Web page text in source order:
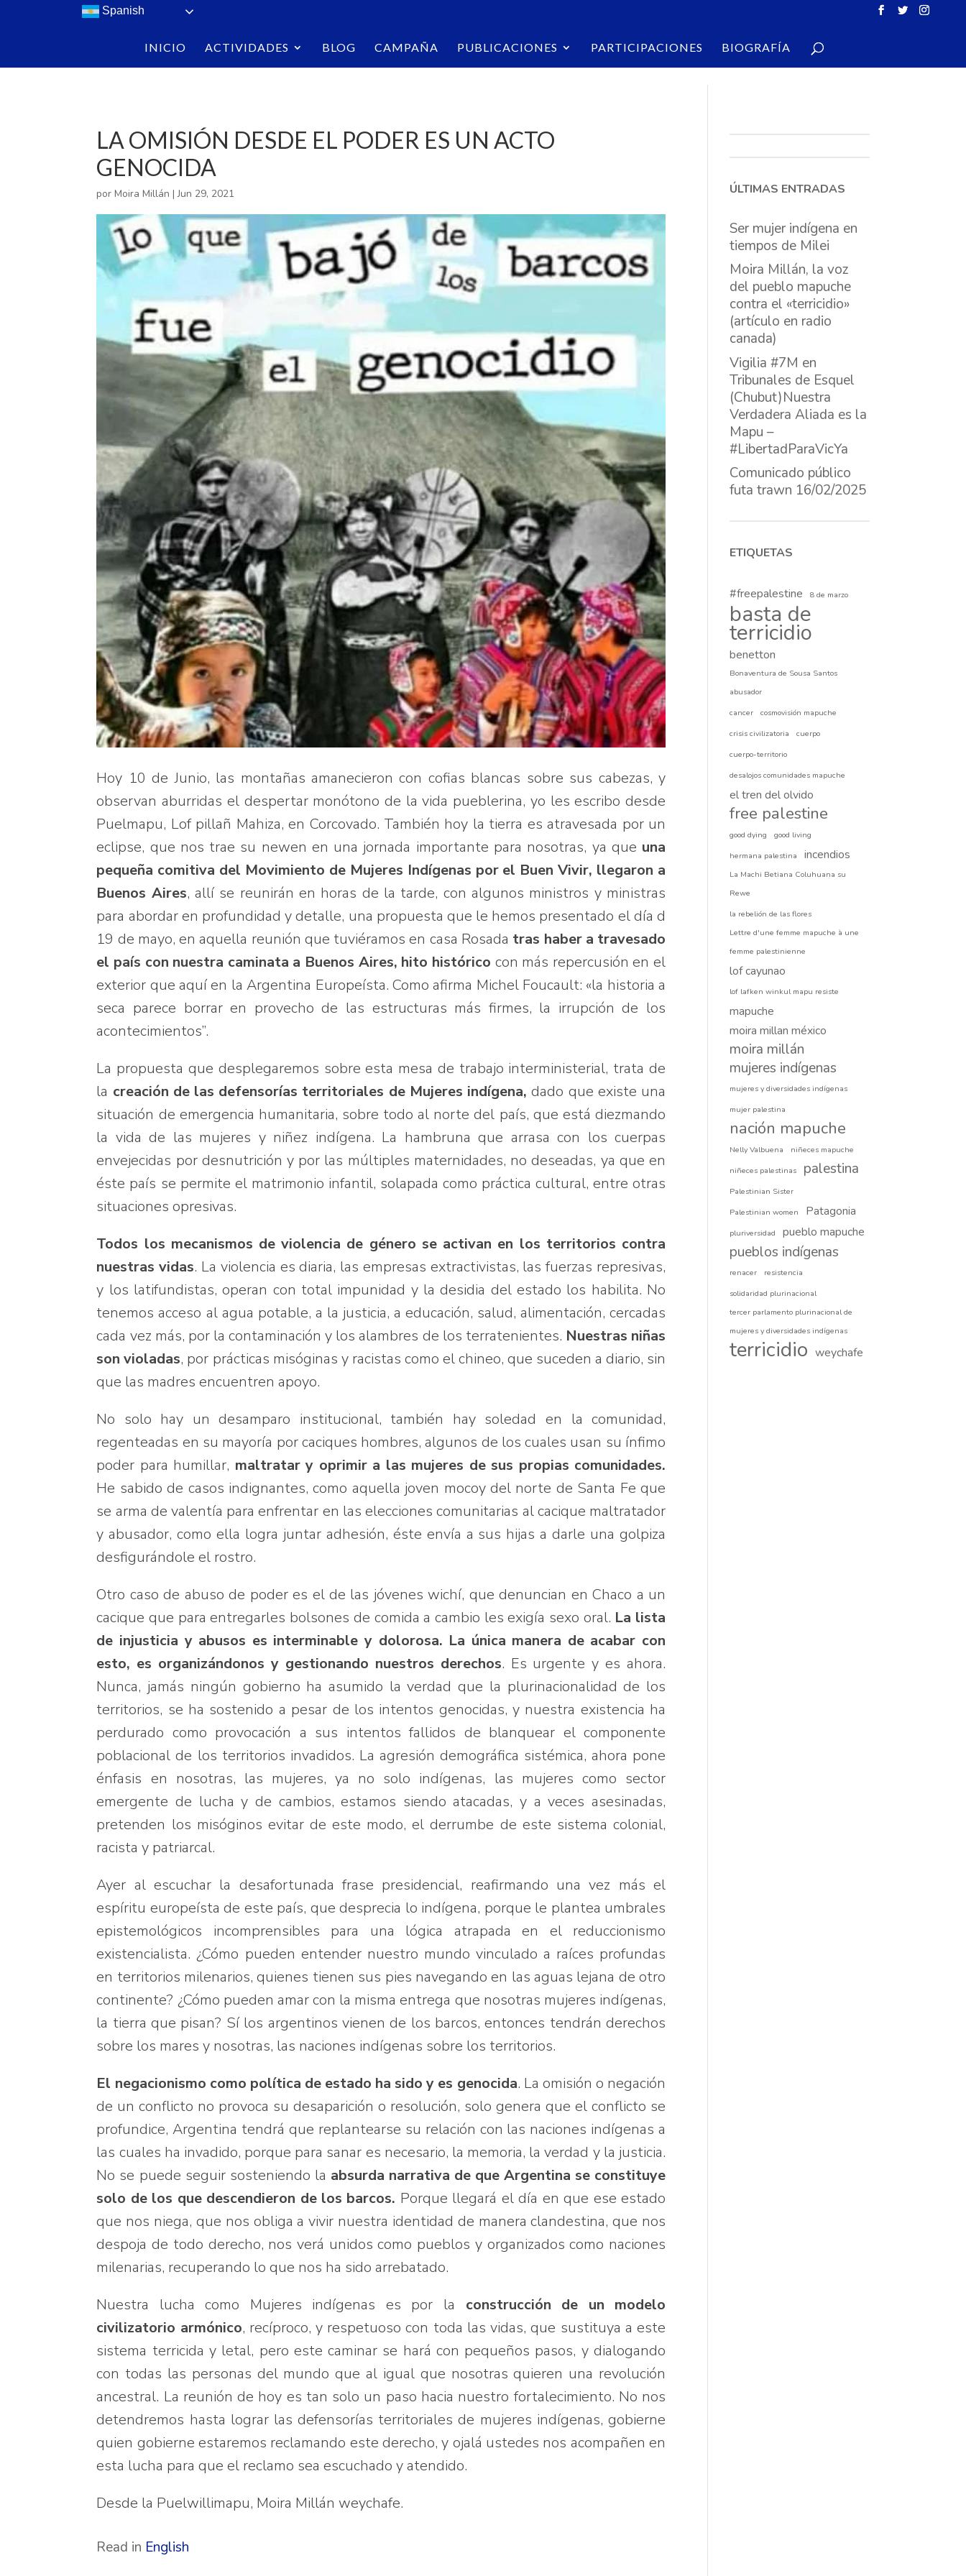
INICIO ACTIVIDADES BLOG CAMPAÑA PUBLICACIONES PARTICIPACIONES BIOGRAFÍA
LA OMISIÓN DESDE EL PODER ES UN ACTO
GENOCIDA
porMoira Millán |Jun 29, 2021
Hoy 10 de Junio, las montañas amanecieron con cofias blancas sobre sus cabezas, y
observan aburridas el despertar monótono de la vida pueblerina, yo les escribo desde
Puelmapu, Lof pillañ Mahiza, en Corcovado. También hoy la tierra es atravesada por un
eclipse, que nos trae su newen en una jornada importante para nosotras, ya que una
pequeña comitiva del Movimiento de Mujeres Indígenas por el Buen Vivir, llegaron a
Buenos Aires, allí se reunirán en horas de la tarde, con algunos ministros y ministras
para abordar en profundidad y detalle, una propuesta que le hemos presentado el día d
19 de mayo, en aquella reunión que tuviéramos en casa Rosada tras haber a travesado
el país con nuestra caminata a Buenos Aires, hito histórico con más repercusión en el
exterior que aquí en la Argentina Europeísta. Como afirma Michel Foucault: «la historia a
seca parece borrar en provecho de las estructuras más firmes, la irrupción de los
acontecimientos”.
La propuesta que desplegaremos sobre esta mesa de trabajo interministerial, trata de
la creación de las defensorías territoriales de Mujeres indígena, dado que existe una
situación de emergencia humanitaria, sobre todo al norte del país, que está diezmando
la vida de las mujeres y niñez indígena. La hambruna que arrasa con los cuerpas
envejecidas por desnutrición y por las múltiples maternidades, no deseadas, ya que en
éste país se permite el matrimonio infantil, solapada como práctica cultural, entre otras
situaciones opresivas.
Todos los mecanismos de violencia de género se activan en los territorios contra
nuestras vidas. La violencia es diaria, las empresas extractivistas, las fuerzas represivas,
y los latifundistas, operan con total impunidad y la desidia del estado los habilita. No
tenemos acceso al agua potable, a la justicia, a educación, salud, alimentación, cercadas
cada vez más, por la contaminación y los alambres de los terratenientes. Nuestras niñas
son violadas, por prácticas misóginas y racistas como el chineo, que suceden a diario, sin
que las madres encuentren apoyo.
No solo hay un desamparo institucional, también hay soledad en la comunidad,
regenteadas en su mayoría por caciques hombres, algunos de los cuales usan su ínfimo
poder para humillar, maltratar y oprimir a las mujeres de sus propias comunidades.
He sabido de casos indignantes, como aquella joven mocoy del norte de Santa Fe que
se arma de valentía para enfrentar en las elecciones comunitarias al cacique maltratador
y abusador, como ella logra juntar adhesión, éste envía a sus hijas a darle una golpiza
desfigurándole el rostro.
Otro caso de abuso de poder es el de las jóvenes wichí, que denuncian en Chaco a un
cacique que para entregarles bolsones de comida a cambio les exigía sexo oral. La lista
de injusticia y abusos es interminable y dolorosa. La única manera de acabar con
esto, es organizándonos y gestionando nuestros derechos. Es urgente y es ahora.
Nunca, jamás ningún gobierno ha asumido la verdad que la plurinacionalidad de los
territorios, se ha sostenido a pesar de los intentos genocidas, y nuestra existencia ha
perdurado como provocación a sus intentos fallidos de blanquear el componente
poblacional de los territorios invadidos. La agresión demográfica sistémica, ahora pone
énfasis en nosotras, las mujeres, ya no solo indígenas, las mujeres como sector
emergente de lucha y de cambios, estamos siendo atacadas, y a veces asesinadas,
pretenden los misóginos evitar de este modo, el derrumbe de este sistema colonial,
racista y patriarcal.
Ayer al escuchar la desafortunada frase presidencial, reafirmando una vez más el
espíritu europeísta de este país, que desprecia lo indígena, porque le plantea umbrales
epistemológicos incomprensibles para una lógica atrapada en el reduccionismo
existencialista. ¿Cómo pueden entender nuestro mundo vinculado a raíces profundas
en territorios milenarios, quienes tienen sus pies navegando en las aguas lejana de otro
continente? ¿Cómo pueden amar con la misma entrega que nosotras mujeres indígenas,
la tierra que pisan? Sí los argentinos vienen de los barcos, entonces tendrán derechos
sobre los mares y nosotras, las naciones indígenas sobre los territorios.
El negacionismo como política de estado ha sido y es genocida. La omisión o negación
de un conflicto no provoca su desaparición o resolución, solo genera que el conflicto se
profundice, Argentina tendrá que replantearse su relación con las naciones indígenas a
las cuales ha invadido, porque para sanar es necesario, la memoria, la verdad y la justicia.
No se puede seguir sosteniendo la absurda narrativa de que Argentina se constituye
solo de los que descendieron de los barcos. Porque llegará el día en que ese estado
que nos niega, que nos obliga a vivir nuestra identidad de manera clandestina, que nos
despoja de todo derecho, nos verá unidos como pueblos y organizados como naciones
milenarias, recuperando lo que nos ha sido arrebatado.
Nuestra lucha como Mujeres indígenas es por la construcción de un modelo
civilizatorio armónico, recíproco, y respetuoso con toda las vidas, que sustituya a este
sistema terricida y letal, pero este caminar se hará con pequeños pasos, y dialogando
con todas las personas del mundo que al igual que nosotras quieren una revolución
ancestral. La reunión de hoy es tan solo un paso hacia nuestro fortalecimiento. No nos
detendremos hasta lograr las defensorías territoriales de mujeres indígenas, gobierne
quien gobierne estaremos reclamando este derecho, y ojalá ustedes nos acompañen en
esta lucha para que el reclamo sea escuchado y atendido.
Desde la Puelwillimapu, Moira Millán weychafe.
Read in English
ÚLTIMAS ENTRADAS
Ser mujer indígena en
tiempos de Milei
Moira Millán, la voz
del pueblo mapuche
contra el «terricidio»
(artículo en radio
canada)
Vigilia #7M en
Tribunales de Esquel
(Chubut)Nuestra
Verdadera Aliada es la
Mapu –
#LibertadParaVicYa
Comunicado público
futa trawn 16/02/2025
ETIQUETAS
#freepalestine 8 de marzo
basta de
terricidio
benetton
Bonaventura de Sousa Santos
abusador
cancer
cosmovisión mapuche
crisis civilizatoria
cuerpo
cuerpo-territorio
desalojos comunidades mapuche
el tren del olvido
free palestine
good dying
good living
hermana palestina
incendios
La Machi Betiana Coluhuana su
Rewe
la rebelión de las flores
Lettre d'une femme mapuche à une
femme palestinienne
lof cayunao
lof lafken winkul mapu resiste
mapuche
moira millan méxico
moira millán
mujeres indígenas
mujeres y diversidades indígenas
mujer palestina
nación mapuche
Nelly Valbuena
niñeces mapuche
niñeces palestinas
palestina
Palestinian Sister
Palestinian women
Patagonia
pluriversidad pueblo mapuche
pueblos indígenas
renacer
resistencia
solidaridad plurinacional
tercer parlamento plurinacional de
mujeres y diversidades indígenas
terricidio weychafe
Spanish